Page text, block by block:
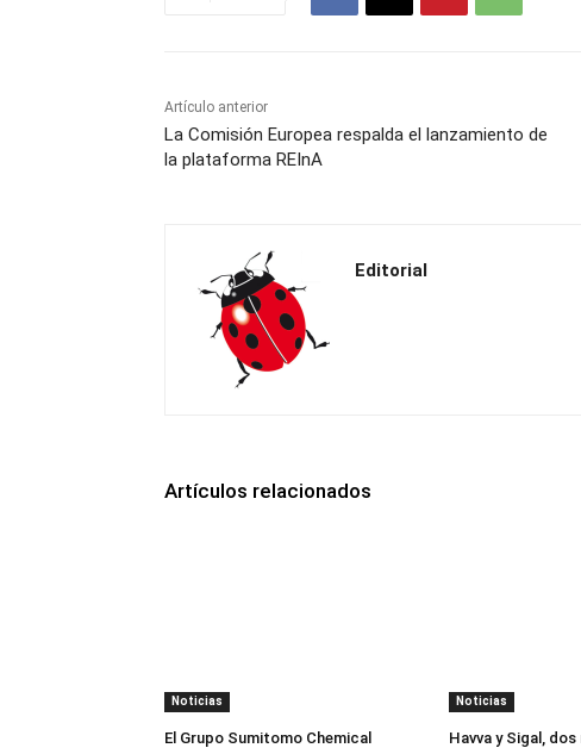
Artículo anterior
La Comisión Europea respalda el lanzamiento de
la plataforma REInA
Editorial
Artículos relacionados
Noticias
El Grupo Sumitomo Chemical
Noticias
Havva y Sigal, dos